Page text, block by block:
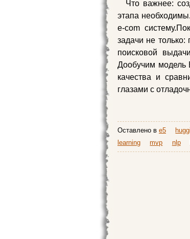
Что важнее:
этапа
e-com
задачи не
поисковой
Дообучим модель
качества и
глазами с
Оставлено в e5
learning
mvp nlp